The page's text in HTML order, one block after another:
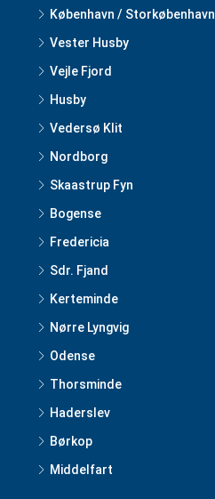
København / Storkøbenhavn
Vester Husby
Vejle Fjord
Husby
Vedersø Klit
Nordborg
Skaastrup Fyn
Bogense
Fredericia
Sdr. Fjand
Kerteminde
Nørre Lyngvig
Odense
Thorsminde
Haderslev
Børkop
Middelfart